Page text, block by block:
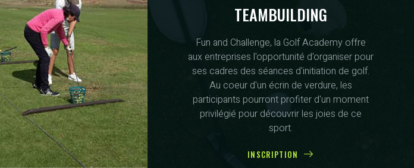
TEAMBUILDING
Fun and Challenge, la Golf Academy offre
aux entreprises l'opportunité d'organiser pour
ses cadres des séances d'initiation de golf.
Au coeur d'un écrin de verdure, les
participants pourront profiter d'un moment
privilégié pour découvrir les joies de ce
sport.
INSCRIPTION